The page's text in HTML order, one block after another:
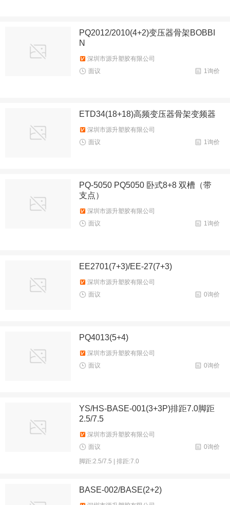
PQ2012/2010(4+2)变压器骨架BOBBI
N
深圳市源升塑胶有限公司
1询价
面议
ETD34(18+18)高频变压器骨架变频器
深圳市源升塑胶有限公司
1询价
面议
PQ-5050 PQ5050 卧式8+8 双槽（带
支点）
深圳市源升塑胶有限公司
1询价
面议
EE2701(7+3)/EE-27(7+3)
深圳市源升塑胶有限公司
0询价
面议
PQ4013(5+4)
深圳市源升塑胶有限公司
0询价
面议
YS/HS-BASE-001(3+3P)排距7.0脚距
2.5/7.5
深圳市源升塑胶有限公司
0询价
面议
脚距:2.5/7.5 | 排距:7.0
BASE-002/BASE(2+2)